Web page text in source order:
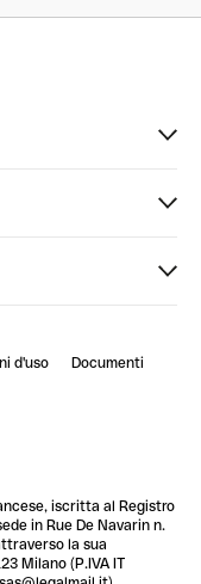
d'uso Documenti
iscritta al Registro
in Rue De Navarin n.
la sua
Milano (P.IVA IT